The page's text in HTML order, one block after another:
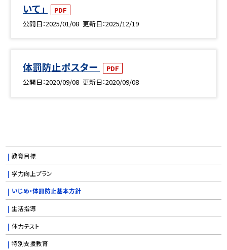
いて」
PDF
公開日 2025/01/08 更新日 2025/12/19
体罰防止ポスター
PDF
公開日 2020/09/08 更新日 2020/09/08
教育目標
学力向上プラン
いじめ・体罰防止基本方針
生活指導
体力テスト
特別支援教育